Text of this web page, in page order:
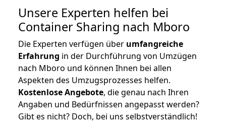
Unsere Experten helfen bei
Container Sharing nach Mboro
Die Experten verfügen über umfangreiche
Erfahrung in der Durchführung von Umzügen
nach Mboro und können Ihnen bei allen
Aspekten des Umzugsprozesses helfen.
Kostenlose Angebote, die genau nach Ihren
Angaben und Bedürfnissen angepasst werden?
Gibt es nicht? Doch, bei uns selbstverständlich!